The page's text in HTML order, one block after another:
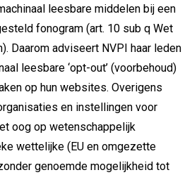
leesbare middelen bij een
fonogram (art. 10 sub q Wet
Daarom adviseert NVPI haar leden
leesbare ‘opt-out’ (voorbehoud)
op hun websites. Overigens
en instellingen voor
oog op wetenschappelijk
wettelijke (EU en omgezette
genoemde mogelijkheid tot